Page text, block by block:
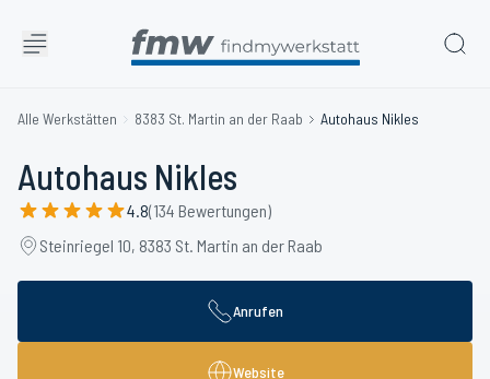
Alle Werkstätten 8383 St. Martin an der Raab Autohaus Nikles
Autohaus Nikles
4.8(134 Bewertungen)
Steinriegel 10, 8383 St. Martin an der Raab
Anrufen
Website